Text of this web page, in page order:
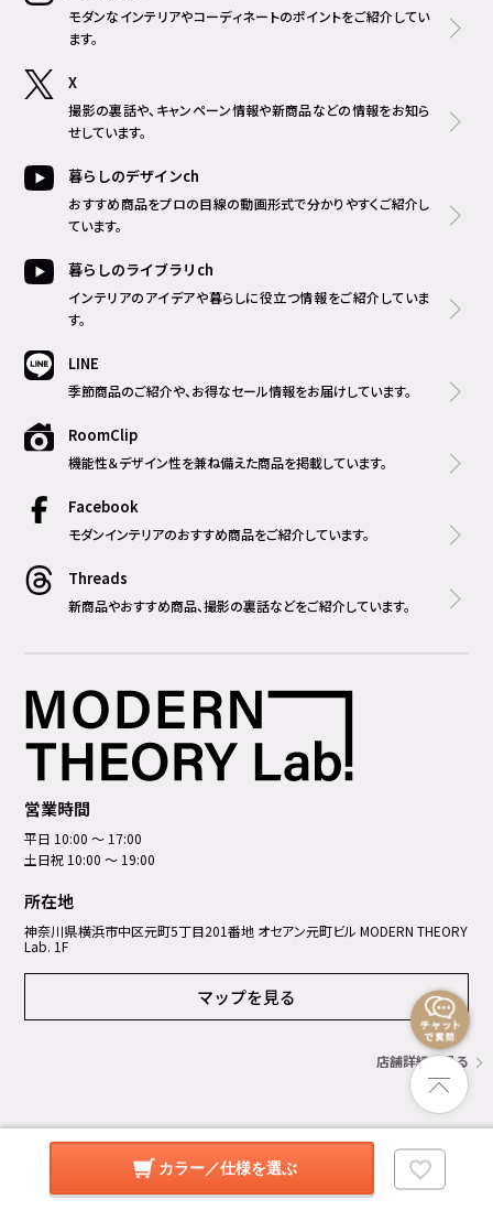
カラー／仕様を選ぶ
モダンなインテリアやコーディネートのポイントをご紹介してい
ます。
X
撮影の裏話や、キャンペーン情報や新商品などの情報をお知ら
せしています。
暮らしのデザインch
おすすめ商品をプロの目線の動画形式で分かりやすくご紹介し
ています。
暮らしのライブラリch
インテリアのアイデアや暮らしに役立つ情報をご紹介していま
す。
LINE
季節商品のご紹介や、お得なセール情報をお届けしています。
RoomClip
機能性＆デザイン性を兼ね備えた商品を掲載しています。
Facebook
モダンインテリアのおすすめ商品をご紹介しています。
Threads
新商品やおすすめ商品、撮影の裏話などをご紹介しています。
営業時間
平日 10:00 ～ 17:00
土日祝 10:00 ～ 19:00
所在地
神奈川県横浜市中区元町5丁⽬201番地 オセアン元町ビル MODERN THEORY
Lab. 1F
マップを見る
店舗詳細を見る
GROUP SITES